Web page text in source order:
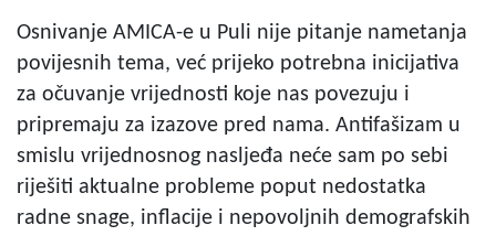
Osnivanje AMICA-e u Puli nije pitanje nametanja
povijesnih tema, već prijeko potrebna inicijativa
za očuvanje vrijednosti koje nas povezuju i
pripremaju za izazove pred nama. Antifašizam u
smislu vrijednosnog nasljeđa neće sam po sebi
riješiti aktualne probleme poput nedostatka
radne snage, inflacije i nepovoljnih demografskih